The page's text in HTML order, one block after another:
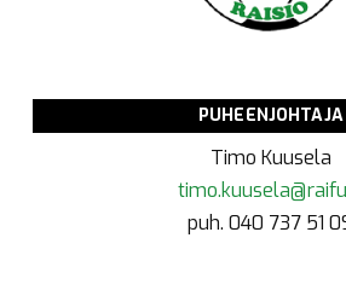
PUHEENJOHTAJA
Timo Kuusela
puh. 040 737 51